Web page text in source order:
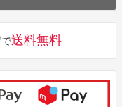
送料無料